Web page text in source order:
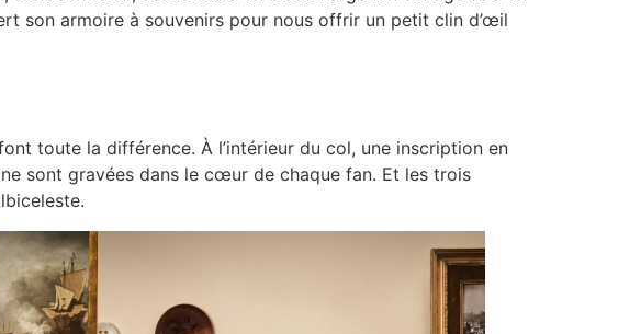
son armoire à souvenirs pour nous offrir un petit clin d’œil
toute la différence. À l’intérieur du col, une inscription en
sont gravées dans le cœur de chaque fan. Et les trois